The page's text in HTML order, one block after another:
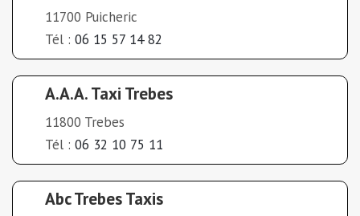
11700 Puicheric
Tél : 06 15 57 14 82
A.A.A. Taxi Trebes
11800 Trebes
Tél : 06 32 10 75 11
Abc Trebes Taxis